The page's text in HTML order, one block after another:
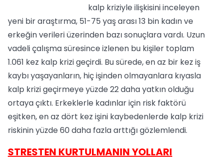
kalp kriziyle ilişkisini inceleyen
yeni bir araştırma, 51-75 yaş arası 13 bin kadın ve
erkeğin verileri üzerinden bazı sonuçlara vardı. Uzun
vadeli çalışma süresince izlenen bu kişiler toplam
1.061 kez kalp krizi geçirdi. Bu sürede, en az bir kez iş
kaybı yaşayanların, hiç işinden olmayanlara kıyasla
kalp krizi geçirmeye yüzde 22 daha yatkın olduğu
ortaya çıktı. Erkeklerle kadınlar için risk faktörü
eşitken, en az dört kez işini kaybedenlerde kalp krizi
riskinin yüzde 60 daha fazla arttığı gözlemlendi.
STRESTEN KURTULMANIN YOLLARI